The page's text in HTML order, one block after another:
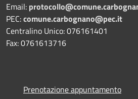
Email:
PEC:comune.carbognano@pec.it
Centralino Unico: 076161401
Fax: 0761613716
Prenotazione appuntamento